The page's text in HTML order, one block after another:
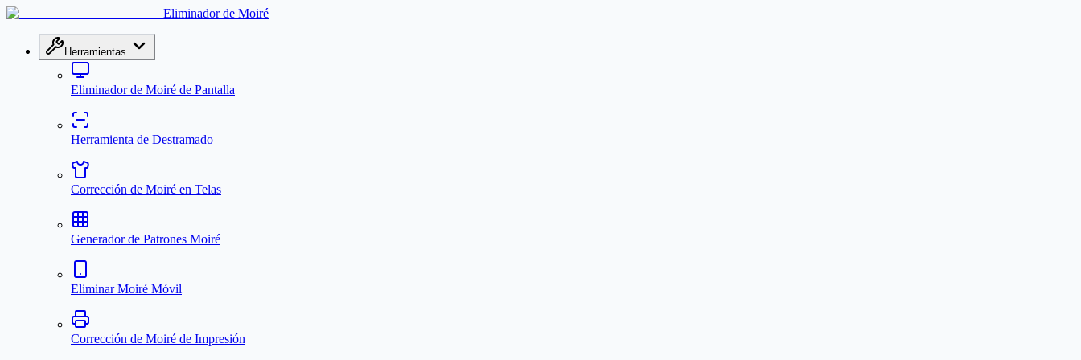
Eliminador de Moiré
Herramientas
Eliminador de Moiré de Pantalla
Herramienta de Destramado
Corrección de Moiré en Telas
Generador de Patrones Moiré
Eliminar Moiré Móvil
Corrección de Moiré de Impresión